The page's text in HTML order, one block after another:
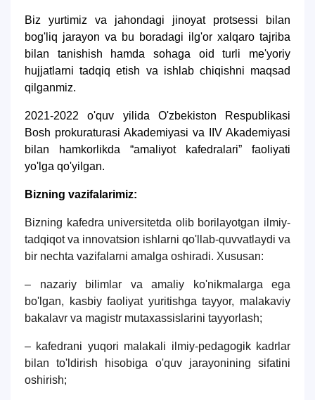
Ism va familiyangiz
Telefon raqamingiz
Pochta
Biz yurtimiz va jahondagi jinoyat protsessi bilan
bog'liq jarayon va bu boradagi ilg'or xalqaro tajriba
bilan tanishish hamda sohaga oid turli me'yoriy
hujjatlarni tadqiq etish va ishlab chiqishni maqsad
qilganmiz.
2021-2022 o'quv yilida O'zbekiston Respublikasi
Bosh prokuraturasi Akademiyasi va IIV Akademiyasi
bilan hamkorlikda “amaliyot kafedralari” faoliyati
yo'lga qo'yilgan.
Bizning vazifalarimiz:
Bizning kafedra universitetda olib borilayotgan ilmiy-
tadqiqot va innovatsion ishlarni qo'llab-quvvatlaydi va
bir nechta vazifalarni amalga oshiradi. Xususan:
– nazariy bilimlar va amaliy ko'nikmalarga ega
bo'lgan, kasbiy faoliyat yuritishga tayyor, malakaviy
bakalavr va magistr mutaxassislarini tayyorlash;
– kafedrani yuqori malakali ilmiy-pedagogik kadrlar
bilan to'ldirish hisobiga o'quv jarayonining sifatini
oshirish;